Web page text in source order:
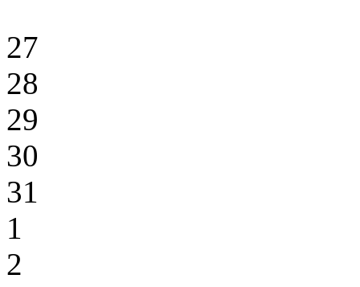
27
28
29
30
31
1
2